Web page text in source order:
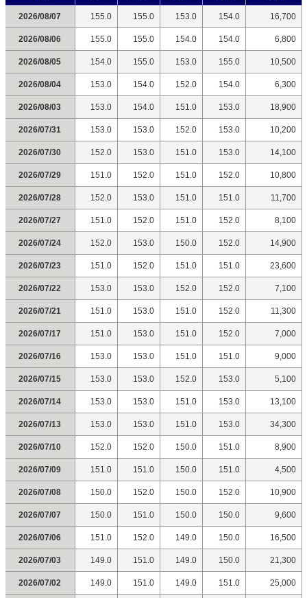
2026/08/07 155.0 155.0 153.0 154.0 16,700
2026/08/06 155.0 155.0 154.0 154.0 6,800
2026/08/05 154.0 155.0 153.0 155.0 10,500
2026/08/04 153.0 154.0 152.0 154.0 6,300
2026/08/03 153.0 154.0 151.0 153.0 18,900
2026/07/31 153.0 153.0 152.0 153.0 10,200
2026/07/30 152.0 153.0 151.0 153.0 14,100
2026/07/29 151.0 152.0 151.0 152.0 10,800
2026/07/28 152.0 153.0 151.0 151.0 11,700
2026/07/27 151.0 152.0 151.0 152.0 8,100
2026/07/24 152.0 153.0 150.0 152.0 14,900
2026/07/23 151.0 152.0 151.0 151.0 23,600
2026/07/22 153.0 153.0 152.0 152.0 7,100
2026/07/21 151.0 153.0 151.0 152.0 11,300
2026/07/17 151.0 153.0 151.0 152.0 7,000
2026/07/16 153.0 153.0 151.0 151.0 9,000
2026/07/15 153.0 153.0 152.0 153.0 5,100
2026/07/14 153.0 153.0 151.0 153.0 13,100
2026/07/13 153.0 153.0 151.0 153.0 34,300
2026/07/10 152.0 152.0 150.0 151.0 8,900
2026/07/09 151.0 151.0 150.0 151.0 4,500
2026/07/08 150.0 152.0 150.0 152.0 10,900
2026/07/07 150.0 151.0 150.0 150.0 9,600
2026/07/06 151.0 152.0 149.0 150.0 16,500
2026/07/03 149.0 151.0 149.0 150.0 21,300
2026/07/02 149.0 151.0 149.0 151.0 25,000